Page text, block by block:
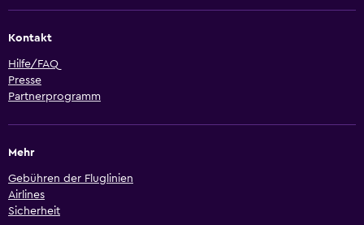
Kontakt
Hilfe/FAQ
Presse
Partnerprogramm
Mehr
Gebühren der Fluglinien
Airlines
Sicherheit